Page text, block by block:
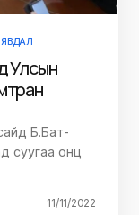
Улсын
Б.Бат-
суугаа онц
11/11/2022